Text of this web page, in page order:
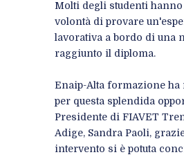
Molti degli studenti hanno
volontà di provare
lavorativa a bordo di una
raggiunto il diploma.
Enaip-Alta formazione
per questa splendida
Presidente di FIAVET
Adige, Sandra Paoli,
intervento si è potuta